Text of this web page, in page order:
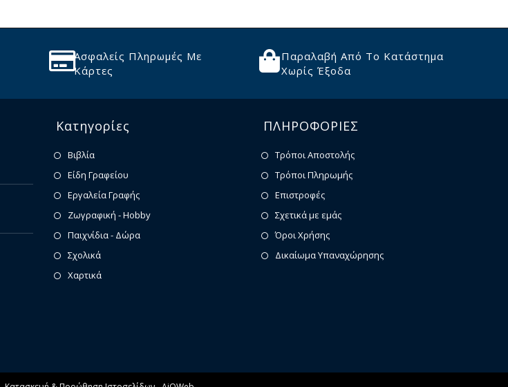
Ασφαλείς Πληρωμές Με
Κάρτες
Παραλαβή Από Το Κατάστημα
Χωρίς Έξοδα
Κατηγορίες
Βιβλία
Είδη Γραφείου
Εργαλεία Γραφής
Ζωγραφική - Hobby
Παιχνίδια - Δώρα
Σχολικά
Χαρτικά
ΠΛΗΡΟΦΟΡΙΕΣ
Τρόποι Αποστολής
Τρόποι Πληρωμής
Επιστροφές
Σχετικά με εμάς
Όροι Χρήσης
Δικαίωμα Υπαναχώρησης